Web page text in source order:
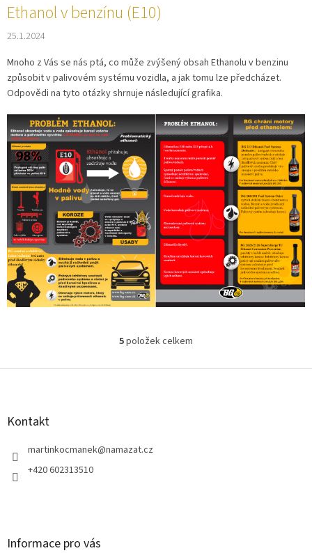
Ethanol v benzínu (E10)
25.1.2024
Mnoho z Vás se nás ptá, co může zvýšený obsah Ethanolu v benzinu
způsobit v palivovém systému vozidla, a jak tomu lze předcházet.
Odpovědi na tyto otázky shrnuje následující grafika.
O
l
5položek celkem
Z
Kontakt
martinkocmanek@namazat.cz
+420 602313510
Informace pro vás